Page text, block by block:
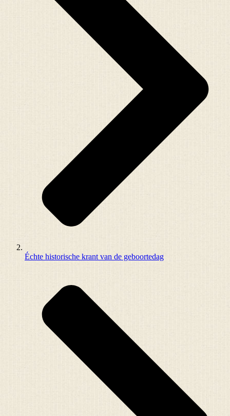
Échte historische krant van de geboortedag